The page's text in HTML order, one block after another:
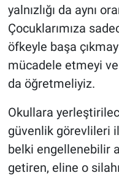
yalnızlığı da aynı
Çocuklarımıza
öfkeyle başa
mücadele etmeyi
da öğretmeliyiz.
Okullara
güvenlik görevlileri
belki engellenebilir
getiren, eline o